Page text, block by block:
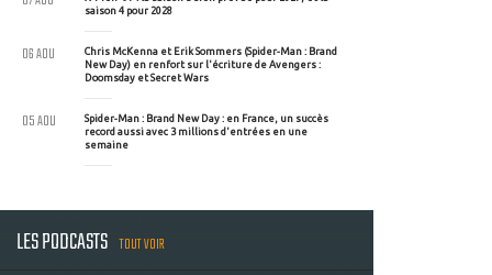
saison 4 pour 2028
Chris McKenna et Erik Sommers (Spider-Man : Brand
New Day) en renfort sur l'écriture de Avengers :
Doomsday et Secret Wars
06 AOU
Spider-Man : Brand New Day : en France, un succès
record aussi avec 3 millions d'entrées en une
semaine
05 AOU
LES PODCASTS TOUT VOIR